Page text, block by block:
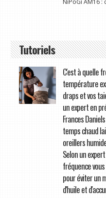
NiPoGi AM16 :
Tutoriels
C'est à quelle
température
draps et vos
un expert en
Frances
temps chaud
oreillers
Selon un
fréquence
pour éviter un
d'huile et